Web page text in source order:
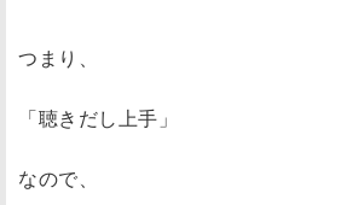
つまり、
「聴きだし上手」
なので、